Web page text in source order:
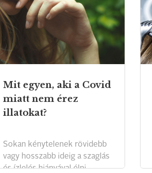
Mit egyen, aki a Covid
miatt nem érez
illatokat?
Sokan kénytelenek rövidebb
vagy hosszabb ideig a szaglás
és ízlelés hiányával élni.